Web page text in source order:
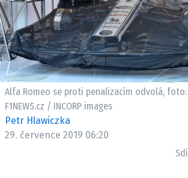
ROZHOVORY
OSTATNÍ
SLEDUJTE NÁS NA
ETICKÝ KODEX
Alfa Romeo se proti penalizacím odvolá,
F1NEWS.cz / INCORP images
Petr Hlawiczka
29. července 2019 06:20